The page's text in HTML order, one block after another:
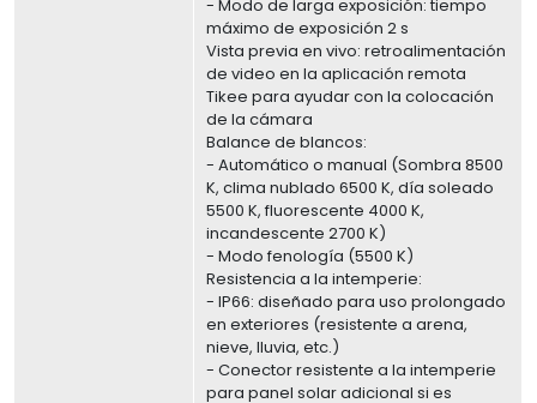
- Modo de larga exposición: tiempo
máximo de exposición 2 s
Vista previa en vivo: retroalimentación
de video en la aplicación remota
Tikee para ayudar con la colocación
de la cámara
Balance de blancos:
- Automático o manual (Sombra 8500
K, clima nublado 6500 K, día soleado
5500 K, fluorescente 4000 K,
incandescente 2700 K)
- Modo fenología (5500 K)
Resistencia a la intemperie:
- IP66: diseñado para uso prolongado
en exteriores (resistente a arena,
nieve, lluvia, etc.)
- Conector resistente a la intemperie
para panel solar adicional si es